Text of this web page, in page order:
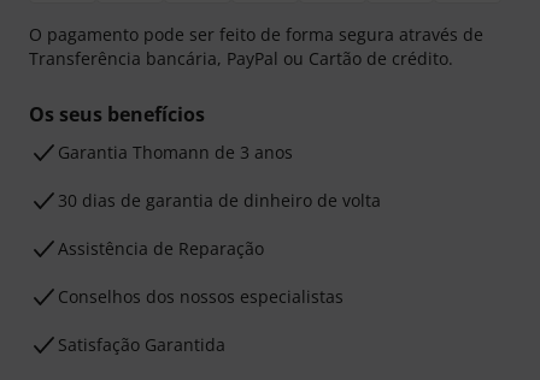
O pagamento pode ser feito de forma segura através de
Transferência bancária, PayPal ou Cartão de crédito.
Os seus benefícios
Garantia Thomann de 3 anos
30 dias de garantia de dinheiro de volta
Assistência de Reparação
Conselhos dos nossos especialistas
Satisfação Garantida